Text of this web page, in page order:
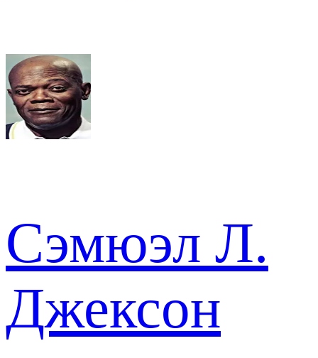
Сэмюэл Л.
Джексон